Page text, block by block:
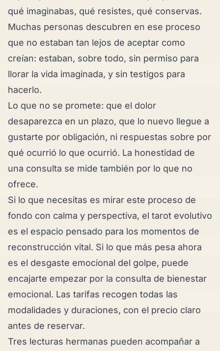
qué imaginabas, qué resistes, qué conservas.
Muchas personas descubren en ese proceso
que no estaban tan lejos de aceptar como
creían: estaban, sobre todo, sin permiso para
llorar la vida imaginada, y sin testigos para
hacerlo.
Lo que no se promete: que el dolor
desaparezca en un plazo, que lo nuevo llegue a
gustarte por obligación, ni respuestas sobre por
qué ocurrió lo que ocurrió. La honestidad de
una consulta se mide también por lo que no
ofrece.
Si lo que necesitas es mirar este proceso de
fondo con calma y perspectiva, el tarot evolutivo
es el espacio pensado para los momentos de
reconstrucción vital. Si lo que más pesa ahora
es el desgaste emocional del golpe, puede
encajarte empezar por la consulta de bienestar
emocional. Las tarifas recogen todas las
modalidades y duraciones, con el precio claro
antes de reservar.
Tres lecturas hermanas pueden acompañar a